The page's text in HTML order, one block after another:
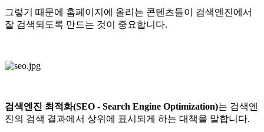
그렇기 때문에 홈페이지에 올리는 콘텐츠들이 검색엔진에서
잘 검색되도록 만드는 것이 중요합니다.
검색엔진 최적화(SEO - Search Engine Optimization)는 검색엔
진의 검색 결과에서 상위에 표시되게 하는 대책을 말합니다.